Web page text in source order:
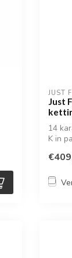
JUST
Just
14
K in